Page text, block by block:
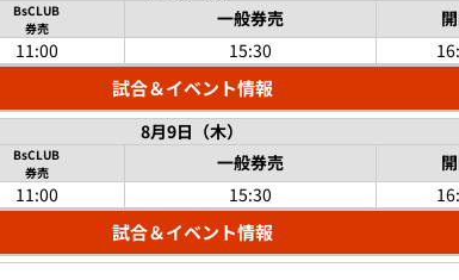
BsCLUB
券売
一般券売
11:00 15:30
試合＆イベント情報
8月9日（木）
BsCLUB
券売
一般券売
11:00 15:30
試合＆イベント情報